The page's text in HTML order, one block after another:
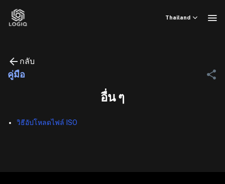
Thailand
กลับ
คู่มือ
อื่น ๆ
วิธีอัปโหลดไฟล์ ISO